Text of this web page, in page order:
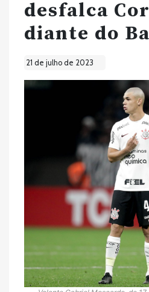
desfalca
diante do
21 de julho de 2023